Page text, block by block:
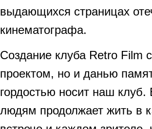
выдающихся страницах
кинематографа.
Создание клуба Retro Film
проектом, но и данью
гордостью носит наш клуб.
людям продолжает жить в